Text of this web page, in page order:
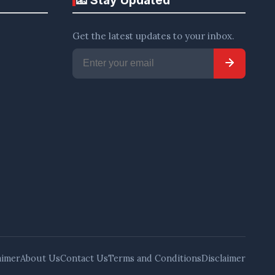
Get the latest updates to your inbox.
Subscribe
About UsContact UsTerms and ConditionsDisclaimer